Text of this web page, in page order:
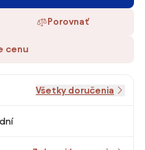
Porovnať
cenu
Všetky doručenia